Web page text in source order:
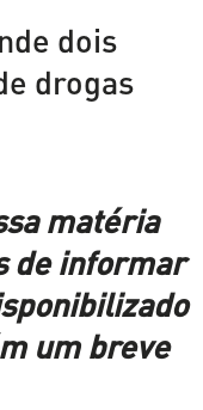
dois
drogas
matéria
de informar
um breve